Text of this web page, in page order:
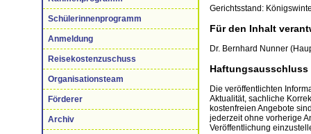
Schülerinnenprogramm
Anmeldung
Reisekostenzuschuss
Organisationsteam
Förderer
Archiv
Gerichtsstand:
Für den Inhalt
Dr. Bernhard Nunner
Haftungsausschluss
Die veröffentlichten
Aktualität, sachliche
kostenfreien Angebote
jederzeit ohne vorherige
Veröffentlichung